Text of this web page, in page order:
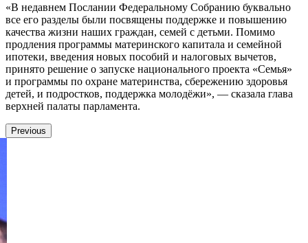
«В недавнем Послании Федеральному Собранию буквально
все его разделы были посвящены поддержке и повышению
качества жизни наших граждан, семей с детьми. Помимо
продления программы материнского капитала и семейной
ипотеки, введения новых пособий и налоговых вычетов,
принято решение о запуске национального проекта «Семья»
и программы по охране материнства, сбережению здоровья
детей, и подростков, поддержка молодёжи», — сказала глава
верхней палаты парламента.
Previous